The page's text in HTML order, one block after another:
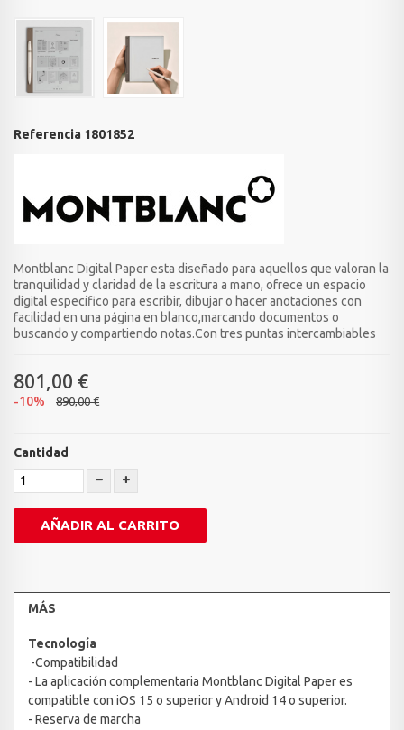
Referencia 1801852
Montblanc Digital Paper esta diseñado para aquellos que valoran la
tranquilidad y claridad de la escritura a mano, ofrece un espacio
digital específico para escribir, dibujar o hacer anotaciones con
facilidad en una página en blanco,marcando documentos o
buscando y compartiendo notas.Con tres puntas intercambiables
801,00 €
-10% 890,00 €
Cantidad
AÑADIR AL CARRITO
MÁS
Tecnología
-Compatibilidad
- La aplicación complementaria Montblanc Digital Paper es
compatible con iOS 15 o superior y Android 14 o superior.
- Reserva de marcha